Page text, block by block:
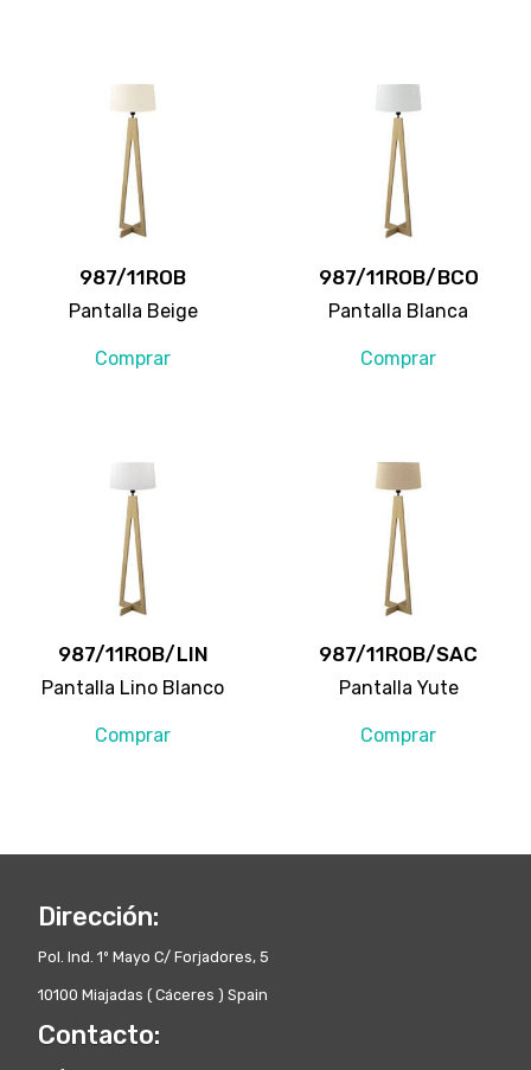
987/11ROB
Pantalla Beige
Comprar
987/11ROB/BCO
Pantalla Blanca
Comprar
987/11ROB/LIN
Pantalla Lino Blanco
Comprar
987/11ROB/SAC
Pantalla Yute
Comprar
Dirección:
Pol. Ind. 1º Mayo C/ Forjadores, 5
10100 Miajadas ( Cáceres ) Spain
Contacto: